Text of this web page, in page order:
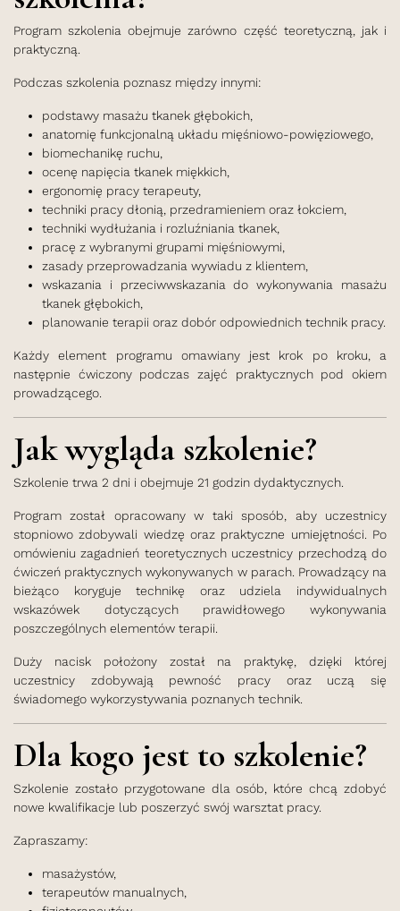
Program szkolenia obejmuje zarówno część teoretyczną, jak i
praktyczną.
Podczas szkolenia poznasz między innymi:
podstawy masażu tkanek głębokich,
anatomię funkcjonalną układu mięśniowo-powięziowego,
biomechanikę ruchu,
ocenę napięcia tkanek miękkich,
ergonomię pracy terapeuty,
techniki pracy dłonią, przedramieniem oraz łokciem,
techniki wydłużania i rozluźniania tkanek,
pracę z wybranymi grupami mięśniowymi,
zasady przeprowadzania wywiadu z klientem,
wskazania i przeciwwskazania do wykonywania masażu
tkanek głębokich,
planowanie terapii oraz dobór odpowiednich technik pracy.
Każdy element programu omawiany jest krok po kroku, a
następnie ćwiczony podczas zajęć praktycznych pod okiem
prowadzącego.
Jak wygląda szkolenie?
Szkolenie trwa 2 dni i obejmuje 21 godzin dydaktycznych.
Program został opracowany w taki sposób, aby uczestnicy
stopniowo zdobywali wiedzę oraz praktyczne umiejętności. Po
omówieniu zagadnień teoretycznych uczestnicy przechodzą do
ćwiczeń praktycznych wykonywanych w parach. Prowadzący na
bieżąco koryguje technikę oraz udziela indywidualnych
wskazówek dotyczących prawidłowego wykonywania
poszczególnych elementów terapii.
Duży nacisk położony został na praktykę, dzięki której
uczestnicy zdobywają pewność pracy oraz uczą się
świadomego wykorzystywania poznanych technik.
Dla kogo jest to szkolenie?
Szkolenie zostało przygotowane dla osób, które chcą zdobyć
nowe kwalifikacje lub poszerzyć swój warsztat pracy.
Zapraszamy:
masażystów,
terapeutów manualnych,